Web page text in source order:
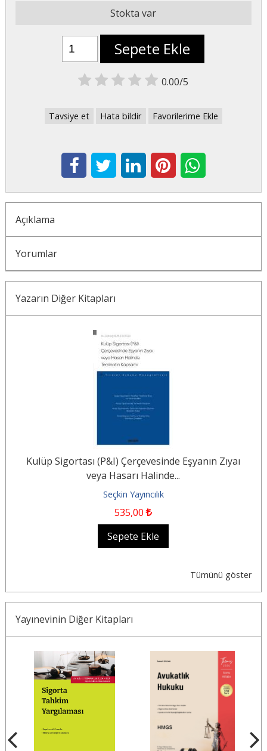
Stokta var
Sepete Ekle
0.00/5
Tavsiye et Hata bildir Favorilerime Ekle
Açıklama
Yorumlar
Yazarın Diğer Kitapları
Kulüp Sigortası (P&I) Çerçevesinde Eşyanın Zıyaı
veya Hasarı Halinde...
Seçkin Yayıncılık
535,00
Sepete Ekle
Tümünü göster
Yayınevinin Diğer Kitapları